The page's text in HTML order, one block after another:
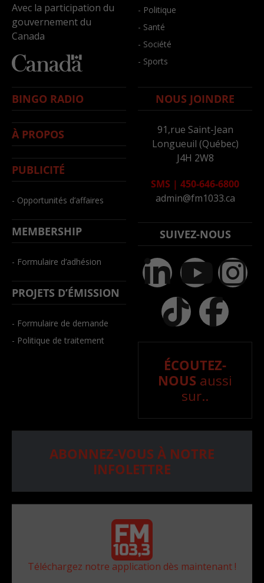
Avec la participation du
gouvernement du
Canada
- Politique
- Santé
- Société
- Sports
BINGO RADIO
À PROPOS
PUBLICITÉ
- Opportunités d’affaires
MEMBERSHIP
- Formulaire d’adhésion
PROJETS D’ÉMISSION
- Formulaire de demande
- Politique de traitement
NOUS JOINDRE
91,rue Saint-Jean
Longueuil (Québec)
J4H 2W8
SMS | 450-646-6800
admin@fm1033.ca
SUIVEZ-NOUS
ÉCOUTEZ-
NOUS aussi
sur..
ABONNEZ-VOUS À NOTRE
INFOLETTRE
Téléchargez notre application dès maintenant !